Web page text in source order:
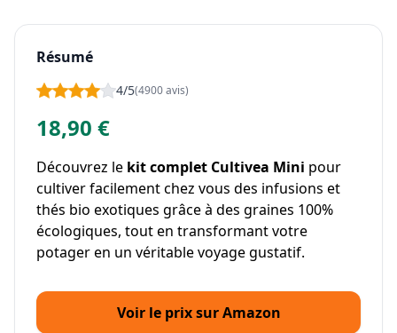
Résumé
4/5(4900 avis)
18,90 €
Découvrez le kit complet Cultivea Mini pour
cultiver facilement chez vous des infusions et
thés bio exotiques grâce à des graines 100%
écologiques, tout en transformant votre
potager en un véritable voyage gustatif.
Voir le prix sur Amazon